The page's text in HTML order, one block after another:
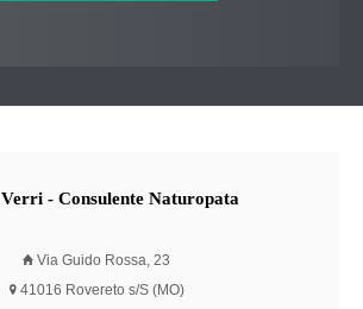
Verri - Consulente Naturopata
Via Guido Rossa, 23
41016 Rovereto s/S (MO)